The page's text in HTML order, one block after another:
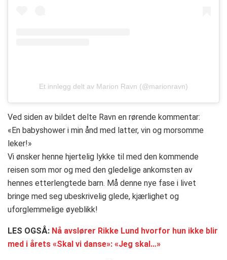
Et innlegg delt av Marion Ravn (@marionravn)
Ved siden av bildet delte Ravn en rørende kommentar:
«En babyshower i min ånd med latter, vin og morsomme
leker!»
Vi ønsker henne hjertelig lykke til med den kommende
reisen som mor og med den gledelige ankomsten av
hennes etterlengtede barn. Må denne nye fase i livet
bringe med seg ubeskrivelig glede, kjærlighet og
uforglemmelige øyeblikk!
LES OGSÅ: Nå avslører Rikke Lund hvorfor hun ikke blir
med i årets «Skal vi danse»: «Jeg skal…»